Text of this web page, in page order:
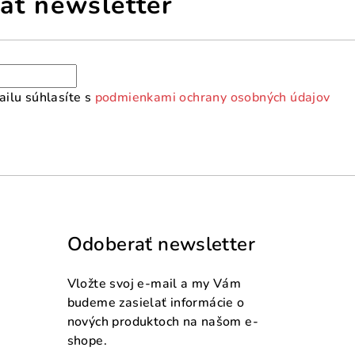
súhlasíte s podmienkami ochrany osobných údajov
Odoberať newsletter
Vložte svoj e-mail a my Vám
budeme zasielať informácie o
nových produktoch na našom e-
shope.